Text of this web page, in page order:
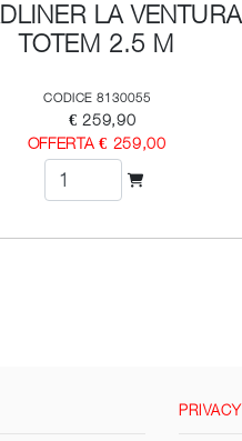
LA VENTURA
TOTEM 2.5 M
CODICE 8130055
€ 259,90
OFFERTA € 259,00